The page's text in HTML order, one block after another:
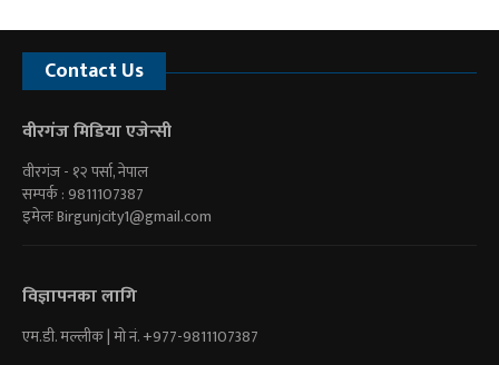
Contact Us
वीरगंज मिडिया एजेन्सी
वीरगंज - १२ पर्सा, नेपाल
सम्पर्क : 9811107387
इमेलःBirgunjcity1@gmail.com
विज्ञापनका लागि
एम.डी. मल्लीक | माे नं. +977-9811107387